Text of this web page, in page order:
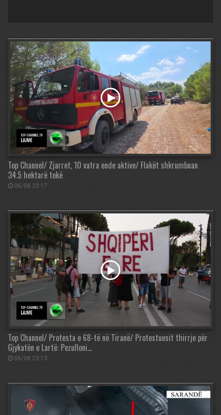
Top Channel/ Zjarret, 10 vatra ende aktive/ Flakët shkrumbuan
34.5 hektarë tokë
06/08 23:17
Top Channel/ Protesta e 68-të në Tiranë/ Protestuesit thirrje për
Gjykatën e Lartë: Pezulloni…
06/08 23:13